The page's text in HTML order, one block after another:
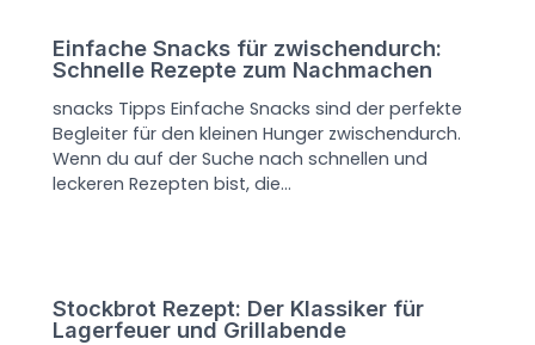
Einfache Snacks für zwischendurch:
Schnelle Rezepte zum Nachmachen
snacks Tipps Einfache Snacks sind der perfekte
Begleiter für den kleinen Hunger zwischendurch.
Wenn du auf der Suche nach schnellen und
leckeren Rezepten bist, die…
Stockbrot Rezept: Der Klassiker für
Lagerfeuer und Grillabende